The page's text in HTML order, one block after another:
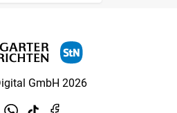
GmbH 2026